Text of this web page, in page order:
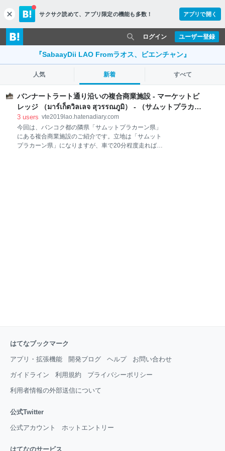
c
l
o
s
サクサク読めて、 アプリ限定の機能も多数！ アプリで開く
ユーザー登録
ログイン
『SabaayDii LAO Fromラオス、ビエンチャン』
人気 新着 すべて
バンナートラート通り沿いの複合商業施設 - マーケットビ
レッジ （มาร์เก็ตวิลเลจ สุวรรณภูมิ） - （サムットプラカー
ン県・タイ） - SabaayDii LAO Fromラオス、ビエンチャ
ン
3 users vte2019lao.hatenadiary.com
今回は、バンコク都の隣県「サムットプラカーン県」
にある複合商業施設のご紹介です。立地は「サムット
プラカーン県」になりますが、車で20分程度走ればバ
はてなブックマーク
アプリ・拡張機能 開発ブログ ヘルプ お問い合わせ
ガイドライン 利用規約 プライバシーポリシー
利用者情報の外部送信について
公式Twitter
公式アカウント ホットエントリー
はてなのサービス